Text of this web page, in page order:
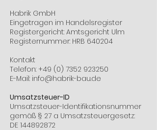
Habrik GmbH
Eingetragen im Handelsregister
Registergericht: Amtsgericht Ulm
Registernummer: HRB 640204
Kontakt
Telefon: +49 (0) 7352 923250
E-Mail: info@habrik-bau.de
Umsatzsteuer-ID
Umsatzsteuer-Identifikationsnummer
gemäß § 27 a Umsatzsteuergesetz:
DE 144892872